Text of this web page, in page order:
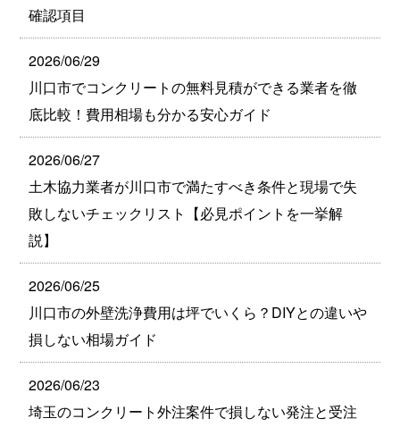
確認項目
2026/06/29
川口市でコンクリートの無料見積ができる業者を徹
底比較！費用相場も分かる安心ガイド
2026/06/27
土木協力業者が川口市で満たすべき条件と現場で失
敗しないチェックリスト【必見ポイントを一挙解
説】
2026/06/25
川口市の外壁洗浄費用は坪でいくら？DIYとの違いや
損しない相場ガイド
2026/06/23
埼玉のコンクリート外注案件で損しない発注と受注